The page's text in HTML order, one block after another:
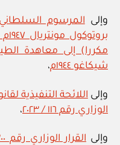
وإلى
مكررا) إلى معاهدة
شيكاغو ١٩٤٤م
،
وإلى اللائحة التنفيذية
الوزاري رقم ١١٦ / ٢٠٢٣
،
وإلى